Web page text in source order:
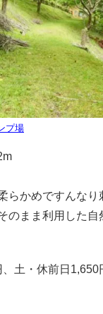
プ場
らかめですんなり
のまま利用した自
土・休前日1,650